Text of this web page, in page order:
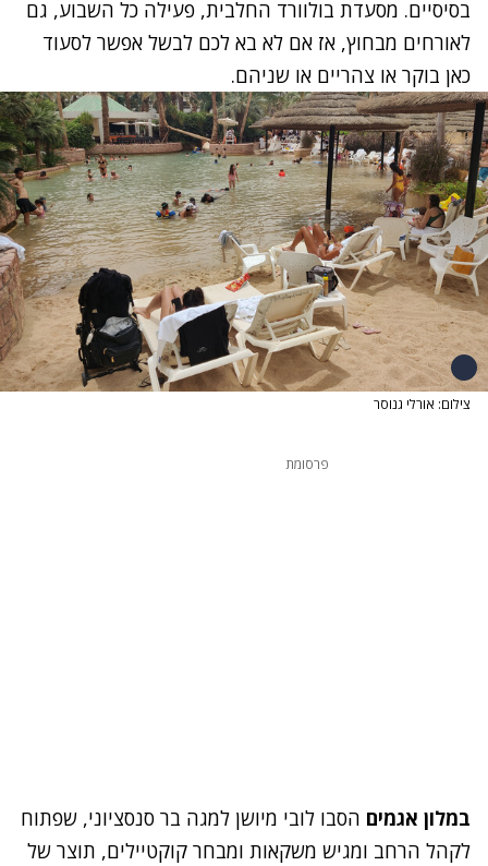
בסיסיים. מסעדת בולוורד החלבית, פעילה כל השבוע, גם
לאורחים מבחוץ, אז אם לא בא לכם לבשל אפשר לסעוד
כאן בוקר או צהריים או שניהם.
צילום: אורלי גנוסר
פרסומת
במלון אגמים הסבו לובי מיושן למגה בר סנסציוני, שפתוח
לקהל הרחב ומגיש משקאות ומבחר קוקטיילים, תוצר של